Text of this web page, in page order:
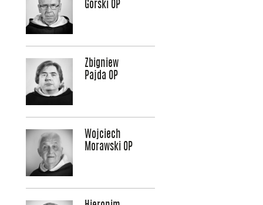
Górski OP
Zbigniew
Pajda OP
Wojciech
Morawski OP